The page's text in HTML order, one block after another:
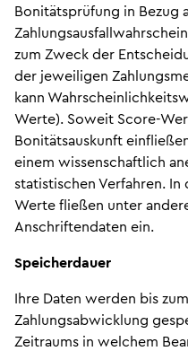
Bonitätsprüfung in Bezug
zum Zweck der
der jeweiligen
kann
Werte). Soweit Score-
Bonitätsauskunft
einem wissenschaftlich
statistischen Verfahren.
Werte fließen unter
Anschriftendaten ein.
Speicherdauer
Ihre Daten werden bis
Zahlungsabwicklung
Zeitraums in welchem